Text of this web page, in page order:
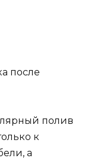
после
полив
к
а